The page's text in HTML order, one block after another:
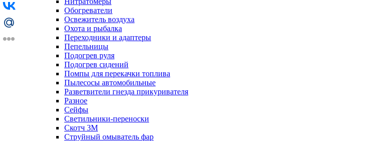
Обогреватели
Освежитель воздуха
Охота и рыбалка
Переходники и адаптеры
Пепельницы
Подогрев руля
Подогрев сидений
Помпы для перекачки топлива
Пылесосы автомобильные
Разветвители гнезда прикуривателя
Разное
Сейфы
Светильники-переноски
Скотч 3М
Струйный омыватель фар